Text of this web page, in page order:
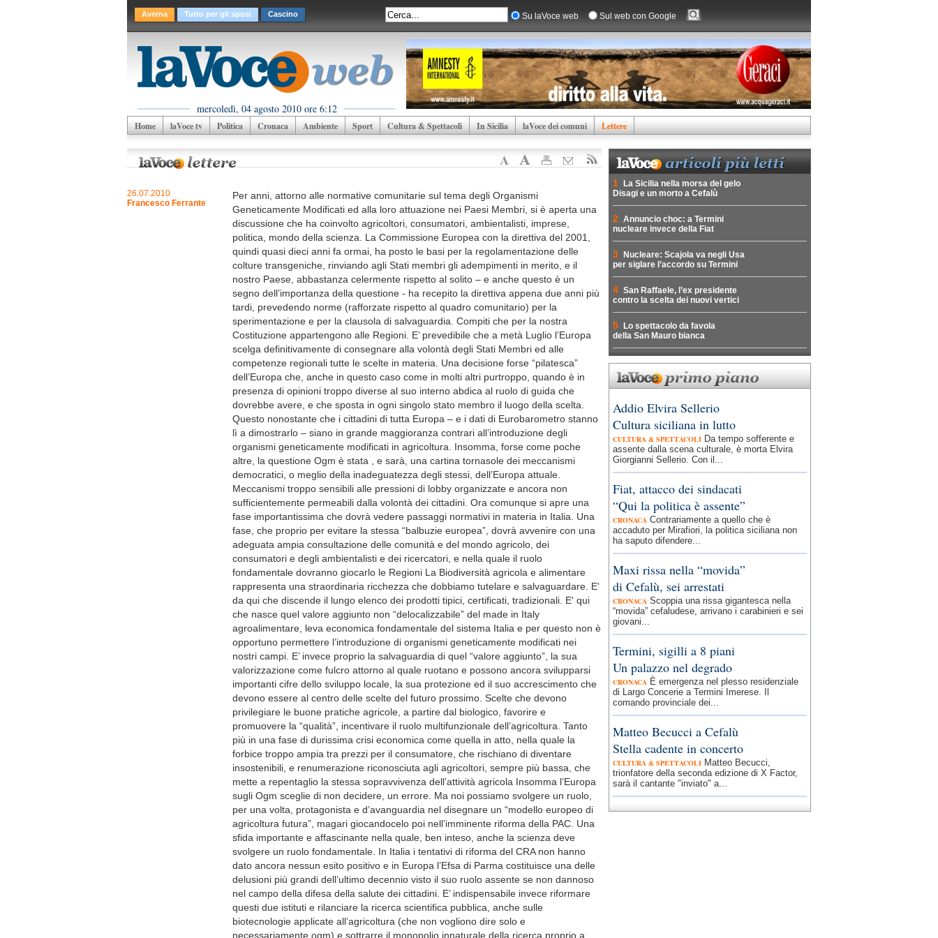
Averna Tutto per gli sposi Cascino Su laVoce web Sul web con Google
mercoledì, 04 agosto 2010 ore 6:12
Home laVoce tv Politica Cronaca Ambiente Sport Cultura & Spettacoli In Sicilia laVoce dei comuni Lettere
26.07.2010
Francesco Ferrante
Per anni, attorno alle normative comunitarie sul tema degli Organismi
Geneticamente Modificati ed alla loro attuazione nei Paesi Membri, si è aperta una
discussione che ha coinvolto agricoltori, consumatori, ambientalisti, imprese,
politica, mondo della scienza. La Commissione Europea con la direttiva del 2001,
quindi quasi dieci anni fa ormai, ha posto le basi per la regolamentazione delle
colture transgeniche, rinviando agli Stati membri gli adempimenti in merito, e il
nostro Paese, abbastanza celermente rispetto al solito – e anche questo è un
segno dell’importanza della questione - ha recepito la direttiva appena due anni più
tardi, prevedendo norme (rafforzate rispetto al quadro comunitario) per la
sperimentazione e per la clausola di salvaguardia. Compiti che per la nostra
Costituzione appartengono alle Regioni. E’ prevedibile che a metà Luglio l’Europa
scelga definitivamente di consegnare alla volontà degli Stati Membri ed alle
competenze regionali tutte le scelte in materia. Una decisione forse “pilatesca”
dell’Europa che, anche in questo caso come in molti altri purtroppo, quando è in
presenza di opinioni troppo diverse al suo interno abdica al ruolo di guida che
dovrebbe avere, e che sposta in ogni singolo stato membro il luogo della scelta.
Questo nonostante che i cittadini di tutta Europa – e i dati di Eurobarometro stanno
lì a dimostrarlo – siano in grande maggioranza contrari all’introduzione degli
organismi geneticamente modificati in agricoltura. Insomma, forse come poche
altre, la questione Ogm è stata , e sarà, una cartina tornasole dei meccanismi
democratici, o meglio della inadeguatezza degli stessi, dell’Europa attuale.
Meccanismi troppo sensibili alle pressioni di lobby organizzate e ancora non
sufficientemente permeabili dalla volontà dei cittadini. Ora comunque si apre una
fase importantissima che dovrà vedere passaggi normativi in materia in Italia. Una
fase, che proprio per evitare la stessa “balbuzie europea”, dovrà avvenire con una
adeguata ampia consultazione delle comunità e del mondo agricolo, dei
consumatori e degli ambientalisti e dei ricercatori, e nella quale il ruolo
fondamentale dovranno giocarlo le Regioni La Biodiversità agricola e alimentare
rappresenta una straordinaria ricchezza che dobbiamo tutelare e salvaguardare. E'
da qui che discende il lungo elenco dei prodotti tipici, certificati, tradizionali. E' qui
che nasce quel valore aggiunto non “delocalizzabile” del made in Italy
agroalimentare, leva economica fondamentale del sistema Italia e per questo non è
opportuno permettere l’introduzione di organismi geneticamente modificati nei
nostri campi. E’ invece proprio la salvaguardia di quel “valore aggiunto”, la sua
valorizzazione come fulcro attorno al quale ruotano e possono ancora svilupparsi
importanti cifre dello sviluppo locale, la sua protezione ed il suo accrescimento che
devono essere al centro delle scelte del futuro prossimo. Scelte che devono
privilegiare le buone pratiche agricole, a partire dal biologico, favorire e
promuovere la “qualità”, incentivare il ruolo multifunzionale dell’agricoltura. Tanto
più in una fase di durissima crisi economica come quella in atto, nella quale la
forbice troppo ampia tra prezzi per il consumatore, che rischiano di diventare
insostenibili, e renumerazione riconosciuta agli agricoltori, sempre più bassa, che
mette a repentaglio la stessa sopravvivenza dell’attività agricola Insomma l’Europa
sugli Ogm sceglie di non decidere, un errore. Ma noi possiamo svolgere un ruolo,
per una volta, protagonista e d’avanguardia nel disegnare un “modello europeo di
agricoltura futura”, magari giocandocelo poi nell’imminente riforma della PAC. Una
sfida importante e affascinante nella quale, ben inteso, anche la scienza deve
svolgere un ruolo fondamentale. In Italia i tentativi di riforma del CRA non hanno
dato ancora nessun esito positivo e in Europa l’Efsa di Parma costituisce una delle
delusioni più grandi dell’ultimo decennio visto il suo ruolo assente se non dannoso
nel campo della difesa della salute dei cittadini. E’ indispensabile invece riformare
questi due istituti e rilanciare la ricerca scientifica pubblica, anche sulle
biotecnologie applicate all’agricoltura (che non vogliono dire solo e
necessariamente ogm) e sottrarre il monopolio innaturale della ricerca proprio a
1
La Sicilia nella morsa del gelo
Disagi e un morto a Cefalù
2 Annuncio choc: a Termini
nucleare invece della Fiat
3
Nucleare: Scajola va negli Usa
per siglare l’accordo su Termini
4 San Raffaele, l’ex presidente
contro la scelta dei nuovi vertici
5
Lo spettacolo da favola
della San Mauro bianca
Addio Elvira Sellerio
Cultura siciliana in lutto
CULTURA & SPETTACOLI Da tempo sofferente e
assente dalla scena culturale, è morta Elvira
Giorgianni Sellerio. Con il...
Fiat, attacco dei sindacati
“Qui la politica è assente”
CRONACA Contrariamente a quello che è
accaduto per Mirafiori, la politica siciliana non
ha saputo difendere...
Maxi rissa nella “movida”
di Cefalù, sei arrestati
CRONACA Scoppia una rissa gigantesca nella
“movida” cefaludese, arrivano i carabinieri e sei
giovani...
Termini, sigilli a 8 piani
Un palazzo nel degrado
CRONACA È emergenza nel plesso residenziale
di Largo Concerie a Termini Imerese. Il
comando provinciale dei...
Matteo Becucci a Cefalù
Stella cadente in concerto
CULTURA & SPETTACOLI Matteo Becucci,
trionfatore della seconda edizione di X Factor,
sarà il cantante "inviato" a...